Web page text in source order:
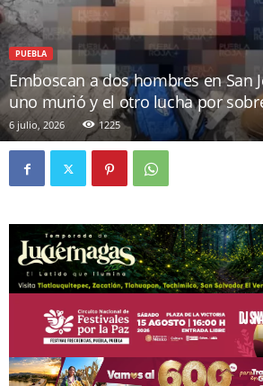
PUEBLA
Emboscan a dos hombres en San
uno murió y el otro lucha por
6 julio, 2026 1225